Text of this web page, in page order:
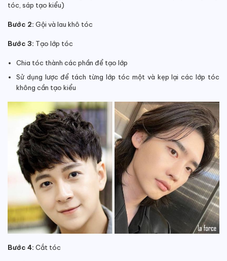
tóc, sáp tạo kiểu)
Bước 2: Gội và lau khô tóc
Bước 3: Tạo lớp tóc
Chia tóc thành các phần để tạo lớp
Sử dụng lược để tách từng lớp tóc một và kẹp lại các lớp tóc
không cần tạo kiểu
Bước 4: Cắt tóc